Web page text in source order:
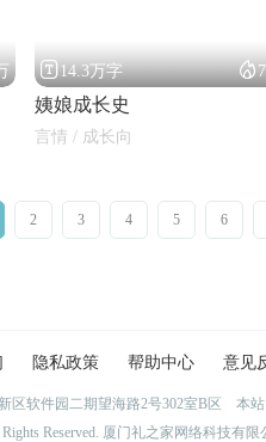
14.3万字 
姨娘成长史
言情 / 成长向
2 3 4 5 6
隐私政策 帮助中心 意见
区软件园二期望海路2号302室B区 本
Rights Reserved. 厦门礼之家网络科技